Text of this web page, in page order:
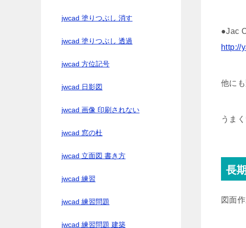
●Jac
http://
他に
うま
長
図面
jwcad 塗りつぶし 消す
jwcad 塗りつぶし 透過
jwcad 方位記号
jwcad 日影図
jwcad 画像 印刷されない
jwcad 窓の杜
jwcad 立面図 書き方
jwcad 練習
jwcad 練習問題
jwcad 練習問題 建築